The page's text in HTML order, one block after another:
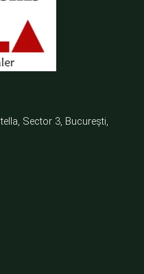
Sector 3, București,